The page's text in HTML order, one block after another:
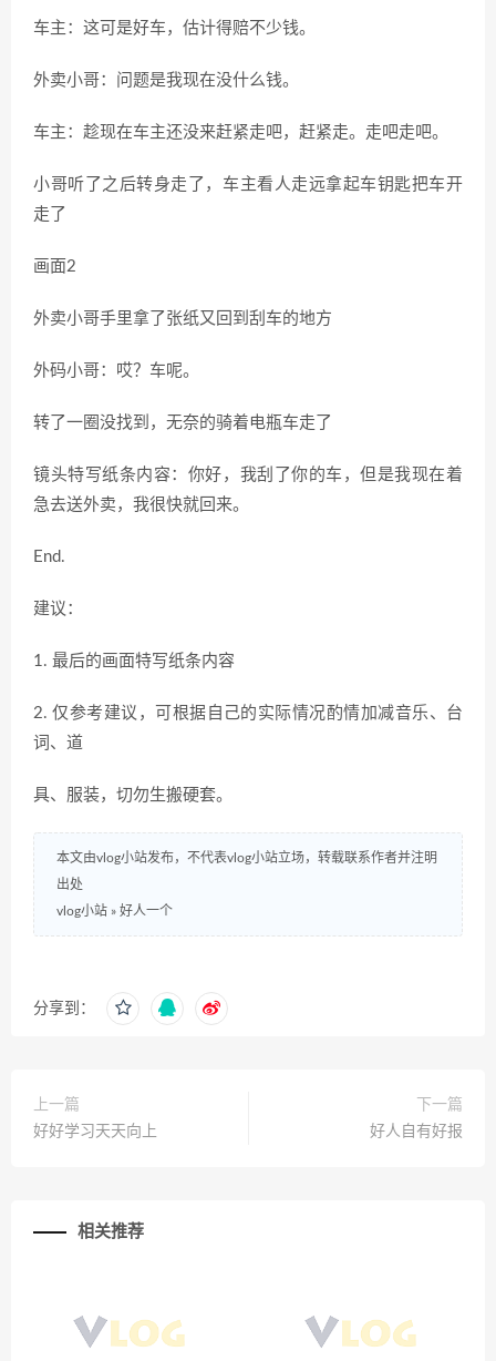
车主：这可是好车，估计得赔不少钱。
外卖小哥：问题是我现在没什么钱。
车主：趁现在车主还没来赶紧走吧，赶紧走。走吧走吧。
小哥听了之后转身走了，车主看人走远拿起车钥匙把车开
走了
画面2
外卖小哥手里拿了张纸又回到刮车的地方
外码小哥：哎？车呢。
转了一圈没找到，无奈的骑着电瓶车走了
镜头特写纸条内容：你好，我刮了你的车，但是我现在着
急去送外卖，我很快就回来。
End.
建议：
1. 最后的画面特写纸条内容
2. 仅参考建议，可根据自己的实际情况酌情加减音乐、台
词、道
具、服装，切勿生搬硬套。
本文由vlog小站发布，不代表vlog小站立场，转载联系作者并注明
出处
vlog小站 » 好人一个
分享到：
上一篇
好好学习天天向上
下一篇
好人自有好报
相关推荐